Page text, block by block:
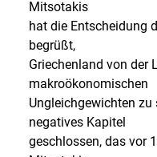
Mitsotakis
hat die Entscheidung
begrüßt,
Griechenland von der
makroökonomischen
Ungleichgewichten zu
negatives Kapitel
geschlossen, das vor